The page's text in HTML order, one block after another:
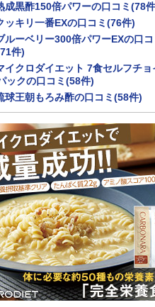
成黒酢150倍パワーの口コミ(78
ッキリ一番EXの口コミ(76件)
ルーベリー300倍パワーEXの口コ
件)
イクロダイエット 7食セルフチョ
ックの口コミ(58件)
球王朝もろみ酢の口コミ(58件)